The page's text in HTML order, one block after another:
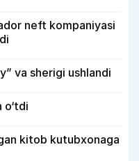
neft kompaniyasi
va sherigi ushlandi
o‘tdi
kitob kutubxonaga